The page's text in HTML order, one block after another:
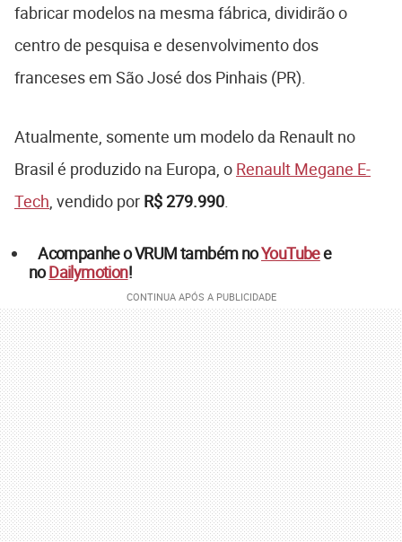
fabricar modelos na mesma fábrica, dividirão o
centro de pesquisa e desenvolvimento dos
franceses em São José dos Pinhais (PR).
Atualmente, somente um modelo da Renault no
Brasil é produzido na Europa, o Renault Megane E-
Tech , vendido por R$ 279.990
Acompanhe o VRUM também noYouTubee
noDailymotion!